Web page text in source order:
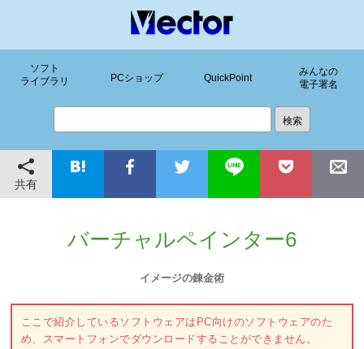
ソフト
ライブラリ
PCショップ QuickPoint
みんなの
電子署名
共有
バーチャルペインター6
イメージの錬金術
ここで紹介しているソフトウェアはPC向けのソフトウェアのた
め、スマートフォンでダウンロードすることができません。